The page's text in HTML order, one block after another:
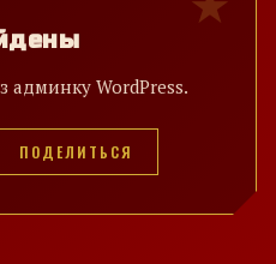
админку WordPress.
ПОДЕЛИТЬСЯ